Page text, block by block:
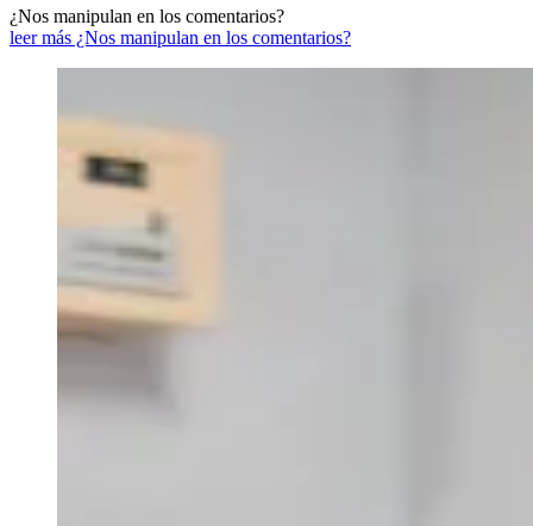
¿Nos manipulan en los comentarios?
leer más ¿Nos manipulan en los comentarios?